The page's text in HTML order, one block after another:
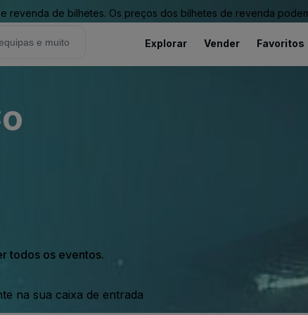
revenda de bilhetes. Os preços dos bilhetes de revenda
Explorar Vender Favoritos
todos os eventos.
na sua caixa de entrada